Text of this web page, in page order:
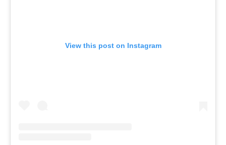
View this post on Instagram